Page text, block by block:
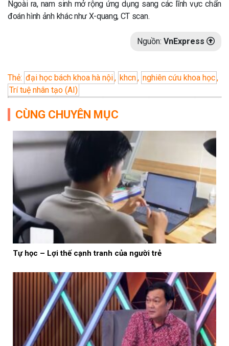
Ngoài ra, nam sinh mở rộng ứng dụng sang các lĩnh vực chẩn
đoán hình ảnh khác như X-quang, CT scan.
Nguồn: VnExpress
Thẻ: đại học bách khoa hà nội, khcn, nghiên cứu khoa học,
Trí tuệ nhân tạo (AI)
CÙNG CHUYÊN MỤC
Tự học – Lợi thế cạnh tranh của người trẻ